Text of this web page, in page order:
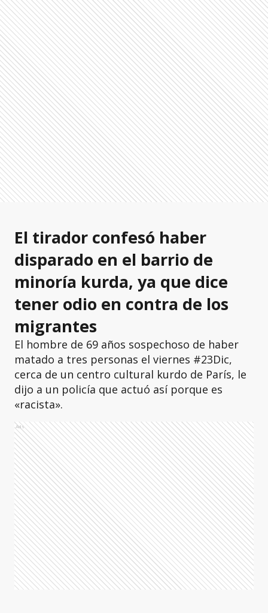
El tirador confesó haber
disparado en el barrio de
minoría kurda, ya que dice
tener odio en contra de los
migrantes
El hombre de 69 años sospechoso de haber
matado a tres personas el viernes #23Dic,
cerca de un centro cultural kurdo de París, le
dijo a un policía que actuó así porque es
«racista».
Ads